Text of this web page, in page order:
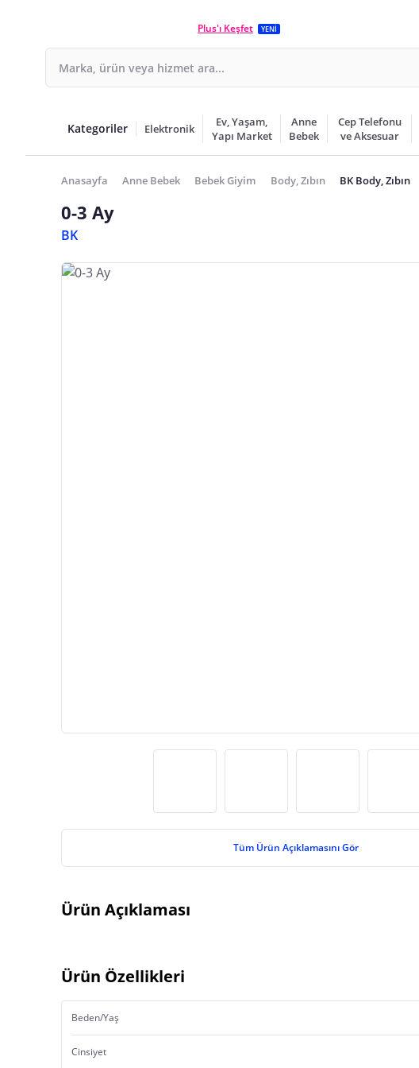
Plus'ı Keşfet YENİ
Kategoriler Elektronik
Ev, Yaşam,
Yapı Market
Anne
Bebek
Cep Telefonu
ve Aksesuar
Anasayfa Anne Bebek Bebek Giyim Body, Zıbın BK Body, Zıbın
0-3 Ay
BK
Tüm Ürün Açıklamasını Gör
Ürün Açıklaması
Ürün Özellikleri
Beden/Yaş
Cinsiyet